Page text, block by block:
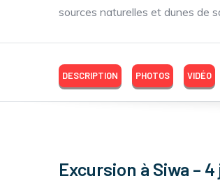
sources naturelles et dunes de
DESCRIPTION PHOTOS VIDÉO
Excursion à Siwa –